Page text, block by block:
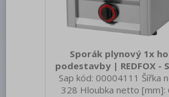
Sporák plynový 1x
podestavby | REDFOX -
Sap kód: 00004111 Šířka
328 Hloubka netto [mm]: